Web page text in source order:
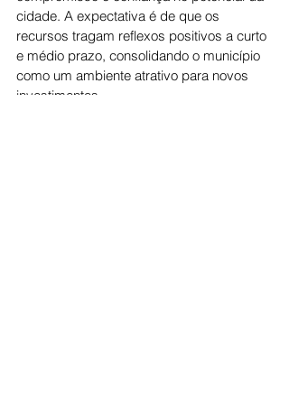
cidade. A expectativa é de que os
recursos tragam reflexos positivos a curto
e médio prazo, consolidando o município
como um ambiente atrativo para novos
investimentos.